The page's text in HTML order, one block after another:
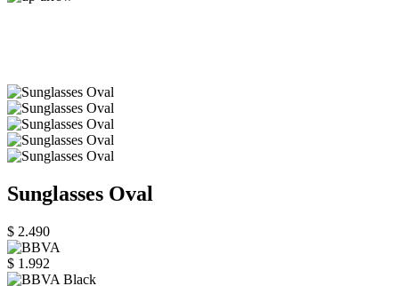
Sunglasses Oval
$ 2.490
$ 1.992